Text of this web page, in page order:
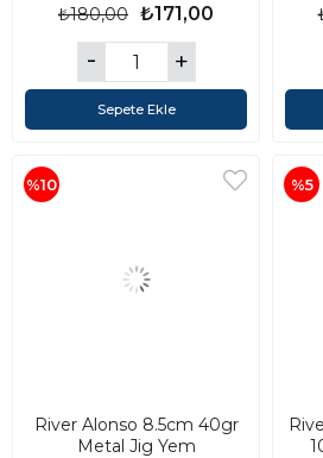
₺171,00
₺180,00
Sepete Ekle
River Alonso 8.5cm 40gr
Metal Jig Yem
%10 %5